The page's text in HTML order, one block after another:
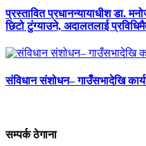
प्रस्तावित प्रधानन्यायाधीश डा.
छिटो टुंग्याउने, अदालतलाई
संविधान संशोधन– गाउँसभादेखि
सम्पर्क ठेगाना